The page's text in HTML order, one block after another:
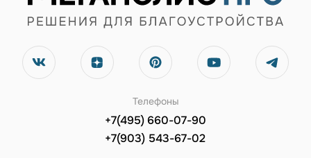
Телефоны
+7(495) 660-07-90
+7(903) 543-67-02